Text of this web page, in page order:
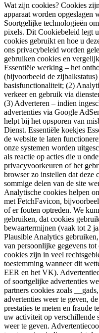
Wat zijn cookies? Cookies
apparaat worden opgeslagen
Soortgelijke technologieën
pixels. Dit Cookiebeleid legt
cookies gebruikt en hoe u
ons privacybeleid worden
gebruiken cookies en
Essentiële werking – het
(bijvoorbeeld de zijbalkstatus)
basisfunctionaliteit; (2)
verkeer en gebruik via
(3) Adverteren – indien
advertenties via Google
helpt bij het opsporen van
Dienst. Essentiële koekjes
de website te laten
onze systemen worden
als reactie op acties die u
privacyvoorkeuren of het
browser zo instellen dat deze
sommige delen van de site
Analytische cookies helpen
met FetchFavicon,
of er fouten optreden. We
gebruiken, dat cookies
bewaartermijnen (vaak tot 2
Plausible Analytics
van persoonlijke gegevens
cookies zijn in veel
toestemming wanneer dit
EER en het VK).
of soortgelijke advertenties
partners cookies zoals
advertenties weer te geven,
prestaties te meten en fraude
uw activiteit op verschillende
weer te geven.